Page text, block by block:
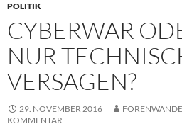
POLITIK
CYBERWAR
NUR
VERSAGEN?
29. NOVEMBER 2016
KOMMENTAR